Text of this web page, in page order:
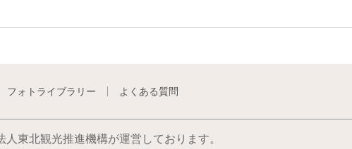
フォトライブラリー よくある質問
東北観光推進機構が運営しております。